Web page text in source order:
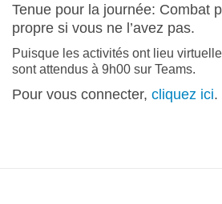
Tenue pour la journée: Combat
propre si vous ne l’avez pas.
Puisque les activités ont lieu
sont attendus à 9h00 sur Teams.
Pour vous connecter, cliquez ici.